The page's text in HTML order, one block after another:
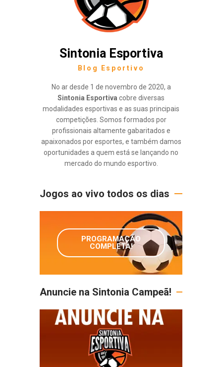
Sintonia Esportiva
Blog Esportivo
No ar desde 1 de novembro de 2020, a
Sintonia Esportiva cobre diversas
modalidades esportivas e as suas principais
competições. Somos formados por
profissionais altamente gabaritados e
apaixonados por esportes, e também damos
oportunidades a quem está se lançando no
mercado do mundo esportivo.
Jogos ao vivo todos os dias
PROGRAMAÇÃO
COMPLETA!
Anuncie na Sintonia Campeã!